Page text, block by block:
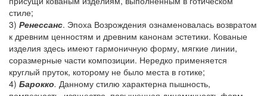
стиле;
3) Ренессанс. Эпоха Возрождения ознаменовалась возвратом
к древним ценностям и древним канонам эстетики. Кованые
изделия здесь имеют гармоничную форму, мягкие линии,
соразмерные части композиции. Нередко применяется
круглый пруток, которому не было места в готике;
4) Барокко. Данному стилю характерна пышность,